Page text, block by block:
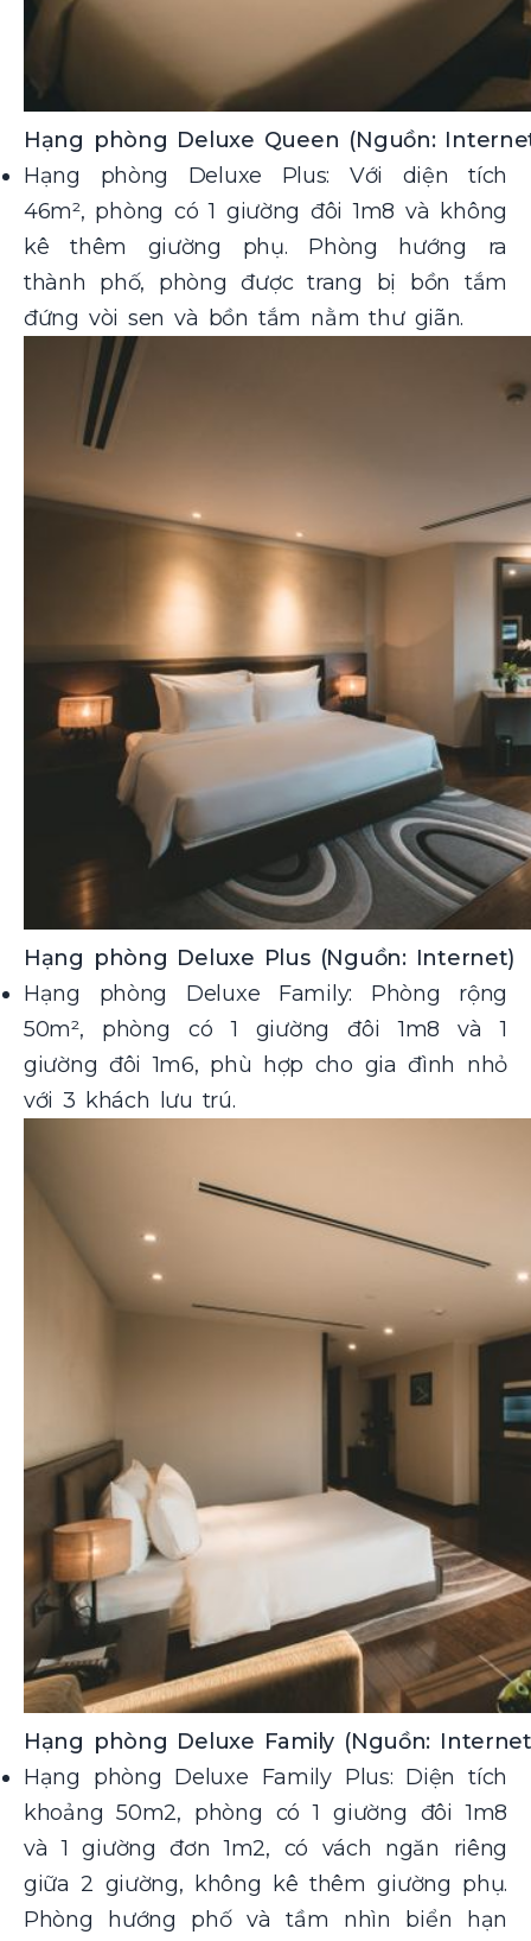
Hạng phòng Deluxe Queen (Nguồn:
Hạng phòng Deluxe Plus: Với diện tích
46m², phòng có 1 giường đôi 1m8 và không
kê thêm giường phụ. Phòng hướng ra
thành phố, phòng được trang bị bồn tắm
đứng vòi sen và bồn tắm nằm thư giãn.
Hạng phòng Deluxe Plus (Nguồn: Internet)
Hạng phòng Deluxe Family: Phòng rộng
50m², phòng có 1 giường đôi 1m8 và 1
giường đôi 1m6, phù hợp cho gia đình nhỏ
với 3 khách lưu trú.
Hạng phòng Deluxe Family (Nguồn:
Hạng phòng Deluxe Family Plus: Diện tích
khoảng 50m2, phòng có 1 giường đôi 1m8
và 1 giường đơn 1m2, có vách ngăn riêng
giữa 2 giường, không kê thêm giường phụ.
Phòng hướng phố và tầm nhìn biển hạn